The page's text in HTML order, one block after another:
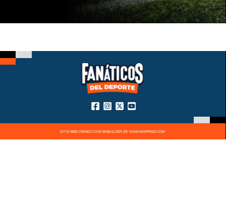
SITIO WEB CREADO CON MSBUILDER DE ®CMS-MSPRESS.COM